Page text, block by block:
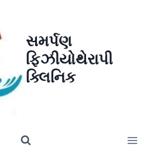
સમર્પણ
ફિઝીયોથેરાપી
ક્લિનિક